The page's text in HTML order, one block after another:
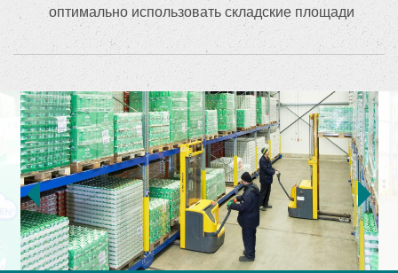
оптимально использовать складские площади